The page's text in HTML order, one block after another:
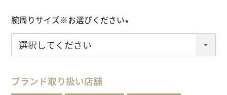
腕周りサイズ※お選びください
(
ブランド取り扱い店舗